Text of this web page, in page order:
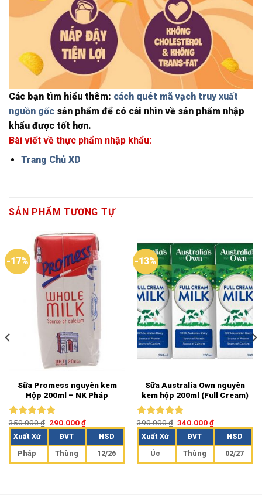
Các bạn tìm hiểu thêm: cách quét mã vạch truy xuất
nguồn gốc sản phẩm để có cái nhìn về sản phẩm nhập
khẩu được tốt hơn.
Bài viết về thực phẩm nhập khẩu:
Trang Chủ XD
SẢN PHẨM TƯƠNG TỰ
-17%
Sữa Promess nguyên kem
Hộp 200ml – NK Pháp
Được xếp
hạng 5.00
5 sao
350.000₫ 290.000₫
Xuất Xứ ĐVT HSD
Pháp Thùng 12/26
-13%
Sữa Australia Own nguyên
kem hộp 200ml (Full Cream)
Được xếp
hạng 5.00
5 sao
390.000₫ 340.000₫
Xuất Xứ ĐVT HSD
Úc Thùng 02/27